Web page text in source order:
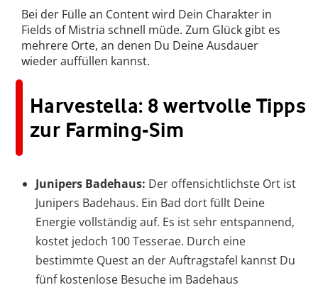
Bei der Fülle an Content wird Dein Charakter in
Fields of Mistria schnell müde. Zum Glück gibt es
mehrere Orte, an denen Du Deine Ausdauer
wieder auffüllen kannst.
Harvestella: 8 wertvolle Tipps
zur Farming-Sim
Junipers Badehaus: Der offensichtlichste Ort ist
Junipers Badehaus. Ein Bad dort füllt Deine
Energie vollständig auf. Es ist sehr entspannend,
kostet jedoch 100 Tesserae. Durch eine
bestimmte Quest an der Auftragstafel kannst Du
fünf kostenlose Besuche im Badehaus